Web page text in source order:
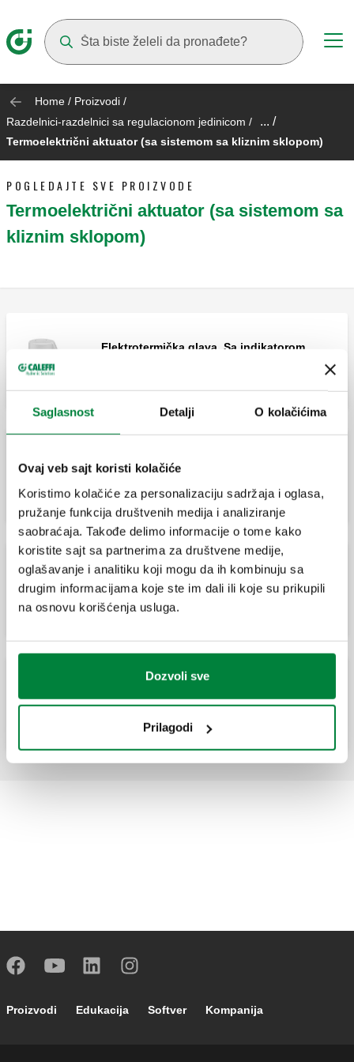
Saglasnost Detalji O kolačićima
Ovaj veb sajt koristi kolačiće
Koristimo kolačiće za personalizaciju sadržaja i oglasa,
pružanje funkcija društvenih medija i analiziranje
saobraćaja. Takođe delimo informacije o tome kako
koristite sajt sa partnerima za društvene medije,
oglašavanje i analitiku koji mogu da ih kombinuju sa
drugim informacijama koje ste im dali ili koje su prikupili
na osnovu korišćenja usluga.
Dozvoli sve
Prilagodi
Home / Proizvodi /
Razdelnici-razdelnici sa regulacionom jedinicom / ... /
Termoelektrični aktuator (sa sistemom sa kliznim sklopom)
POGLEDAJTE SVE PROIZVODE
Termoelektrični aktuator (sa sistemom sa
kliznim sklopom)
Elektrotermička glava. Sa indikatorom
Elektrotermička glava. Brza montaža
Elektrotermička glava. Brza montaža
zahvaljujući adapteru.
zahvaljujući adapteru.
Footer main navigation
Proizvodi Edukacija Softver Kompanija